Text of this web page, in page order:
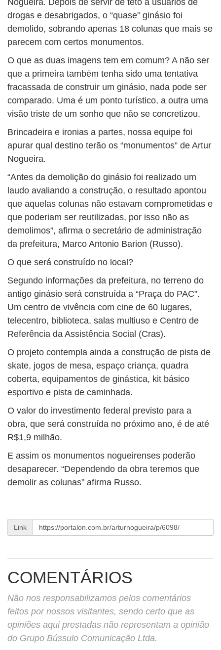
Nogueira. Depois de servir de teto a usuários de
drogas e desabrigados, o “quase” ginásio foi
demolido, sobrando apenas 18 colunas que mais se
parecem com certos monumentos.
O que as duas imagens tem em comum? A não ser
que a primeira também tenha sido uma tentativa
fracassada de construir um ginásio, nada pode ser
comparado. Uma é um ponto turístico, a outra uma
visão triste de um sonho que não se concretizou.
Brincadeira e ironias a partes, nossa equipe foi
apurar qual destino terão os “monumentos” de Artur
Nogueira.
“Antes da demolição do ginásio foi realizado um
laudo avaliando a construção, o resultado apontou
que aquelas colunas não estavam comprometidas e
que poderiam ser reutilizadas, por isso não as
demolimos”, afirma o secretário de administração
da prefeitura, Marco Antonio Barion (Russo).
O que será construído no local?
Segundo informações da prefeitura, no terreno do
antigo ginásio será construída a “Praça do PAC”.
Um centro de vivência com cine de 60 lugares,
telecentro, biblioteca, salas multiuso e Centro de
Referência da Assistência Social (Cras).
O projeto contempla ainda a construção de pista de
skate, jogos de mesa, espaço criança, quadra
coberta, equipamentos de ginástica, kit básico
esportivo e pista de caminhada.
O valor do investimento federal previsto para a
obra, que será construída no próximo ano, é de até
R$1,9 milhão.
E assim os monumentos nogueirenses poderão
desaparecer. “Dependendo da obra teremos que
demolir as colunas” afirma Russo.
Link
COMENTÁRIOS
Não nos responsabilizamos pelos comentários
feitos por nossos visitantes, sendo certo que as
opiniões aqui prestadas não representam a opinião
do Grupo Bússulo Comunicação Ltda.